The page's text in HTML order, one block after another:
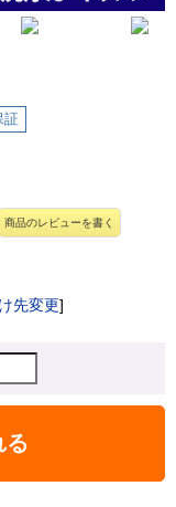
証
商品のレビューを書く
先変更]
る